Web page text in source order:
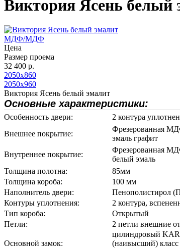
Виктория Ясень белый
МДФ/МДФ
Цена
Размер проема
32 400 р.
2050х860
2050х960
Виктория Ясень белый эмалит
Основные характеристики:
Особенность двери:
2 контура
Внешнее покрытие:
Фрезерованная
эмаль графит
Внутреннее покрытие:
Фрезерованная
белый эмаль
Толщина полотна:
85мм
Толщина короба:
100 мм
Наполнитель двери:
Пенополистирол
Контуры уплотнения:
2 контура,
Тип короба:
Открытый
Петли:
2 петли внешние
Основной замок:
цилиндровый
(наивысший) класс